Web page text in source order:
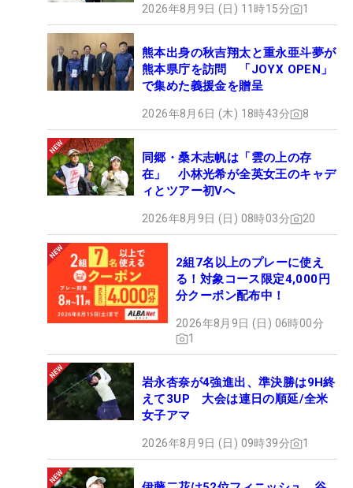
2026年8月9日 (日) 11時15分 1
熊本出身の秋吉翔太と重永亜斗夢が
熊本県庁を訪問 「JOYX OPEN」
で集めた義援金を贈呈
2026年8月6日 (木) 18時43分 8
同郷・桑木志帆は「雲の上の存
在」 小林光希が全英女王のキャデ
ィとツアー初Vへ
2026年8月9日 (日) 08時03分 20
2組7名以上のプレーに使え
る！対象コース限定4,000円
分クーポン配布中！
2026年8月9日 (日) 06時00分
1
岩永杏奈が4強進出、準決勝は9H終
えて3UP 大会は連日の順延/全米
女子アマ
2026年8月9日 (日) 09時39分 1